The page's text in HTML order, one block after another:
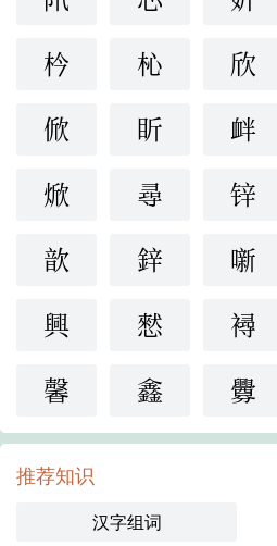
枔
杺 欣
俽
盺 衅
焮
尋 锌
歆
鋅 噺
興
憖 襑
馨
鑫 釁
推荐知识
汉字组词